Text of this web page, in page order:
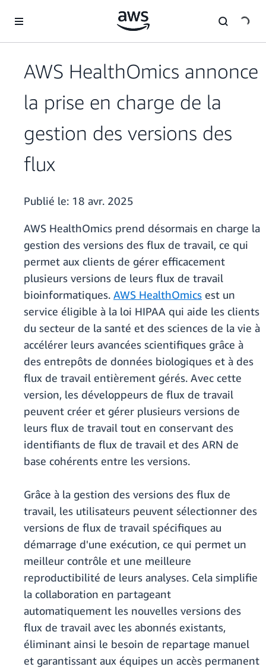
AWS HealthOmics annonce
la prise en charge de la
gestion des versions des
flux
Publié le: 18 avr. 2025
AWS HealthOmics prend désormais en charge la
gestion des versions des flux de travail, ce qui
permet aux clients de gérer efficacement
plusieurs versions de leurs flux de travail
bioinformatiques. AWS HealthOmics est un
service éligible à la loi HIPAA qui aide les clients
du secteur de la santé et des sciences de la vie à
accélérer leurs avancées scientifiques grâce à
des entrepôts de données biologiques et à des
flux de travail entièrement gérés. Avec cette
version, les développeurs de flux de travail
peuvent créer et gérer plusieurs versions de
leurs flux de travail tout en conservant des
identifiants de flux de travail et des ARN de
base cohérents entre les versions.
Grâce à la gestion des versions des flux de
travail, les utilisateurs peuvent sélectionner des
versions de flux de travail spécifiques au
démarrage d'une exécution, ce qui permet un
meilleur contrôle et une meilleure
reproductibilité de leurs analyses. Cela simplifie
la collaboration en partageant
automatiquement les nouvelles versions des
flux de travail avec les abonnés existants,
éliminant ainsi le besoin de repartage manuel
et garantissant aux équipes un accès permanent